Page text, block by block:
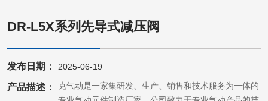
DR-L5X系列先导式减压阀
发布日期： 2025-06-19
产品描述：帝恩克气动是一家集研发、生产、销售和技术服务为一体的